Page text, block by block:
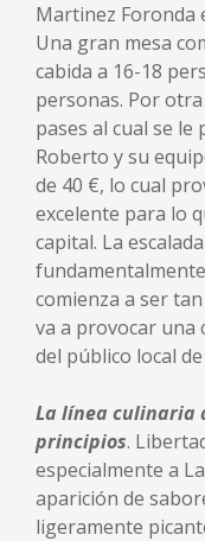
Martinez Foronda
Una gran mesa
cabida a 16-18
personas. Por
pases al cual se
Roberto y su
de 40 €, lo cual
excelente para lo
capital. La
comienza a ser
va a provocar una
del público local
La línea culinaria
principios.
especialmente a
aparición de
ligeramente